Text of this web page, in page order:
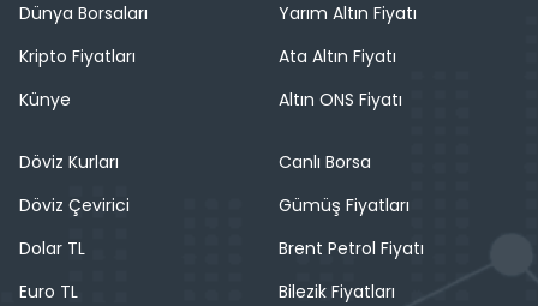
Dünya Borsaları
Kripto Fiyatları
Künye
Yarım Altın Fiyatı
Ata Altın Fiyatı
Altın ONS Fiyatı
Döviz Kurları
Döviz Çevirici
Dolar TL
Euro TL
Canlı Borsa
Gümüş Fiyatları
Brent Petrol Fiyatı
Bilezik Fiyatları